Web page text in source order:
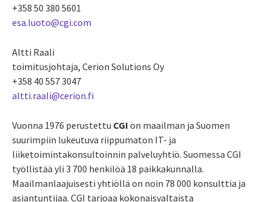
+358 50 380 5601
esa.luoto@cgi.com
Altti Raali
toimitusjohtaja, Cerion Solutions Oy
+358 40 557 3047
altti.raali@cerion.fi
Vuonna 1976 perustettu CGI on maailman ja Suomen
suurimpiin lukeutuva riippumaton IT- ja
liiketoimintakonsultoinnin palveluyhtiö. Suomessa CGI
työllistää yli 3 700 henkilöä 18 paikkakunnalla.
Maailmanlaajuisesti yhtiöllä on noin 78 000 konsulttia ja
asiantuntijaa. CGI tarjoaa kokonaisvaltaista